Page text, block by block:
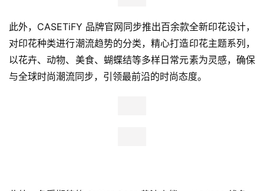
新
科
技
此外，CASETiFY 品牌官网同步推出百余款全新印花设计，
对印花种类进行潮流趋势的分类，精心打造印花主题系列，
以花卉、动物、美食、蝴蝶结等多样日常元素为灵感，确保
与全球时尚潮流同步，引领最前沿的时尚态度。